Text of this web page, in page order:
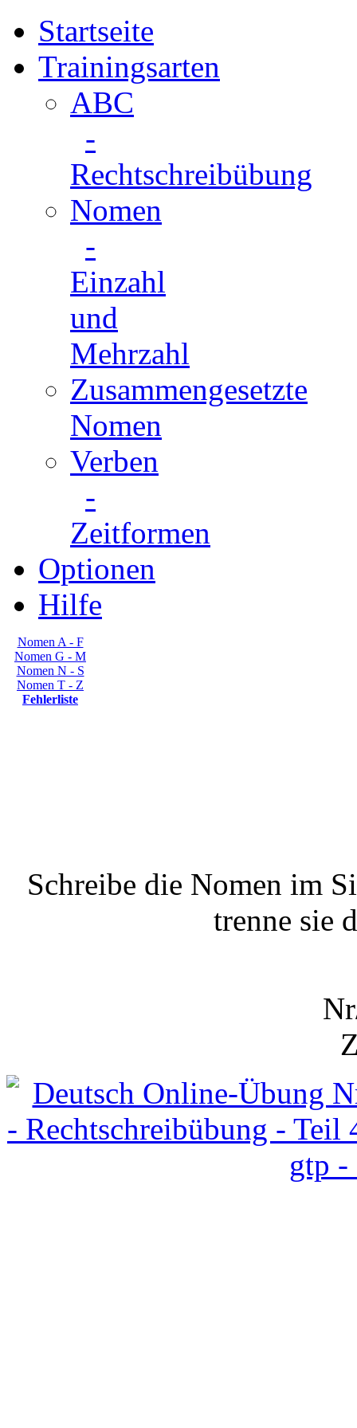
Startseite
Trainingsarten
ABC
-
Rechtschreibübung
Nomen
-
Einzahl
und
Mehrzahl
Zusammengesetzte
Nomen
Verben
-
Zeitformen
Optionen
Hilfe
Nomen A - F
Nomen G - M
Nomen N - S
Nomen T - Z
Fehlerliste
Schreibe die Nomen im
trenne sie
Deutsch Online-Übung
- Rechtschreibübung -
gtp -